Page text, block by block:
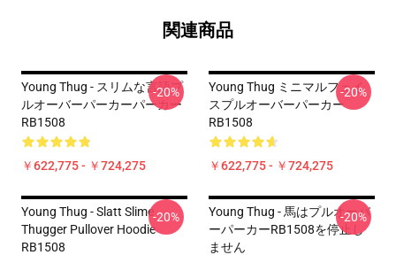
関連商品
Young Thug - スリムな言語プ
ルオーバーパーカーパーカー
RB1508
￥622,775 - ￥724,275
-20%
Young Thug ミニマルフェイ
スプルオーバーパーカー
RB1508
￥622,775 - ￥724,275
-20%
Young Thug - Slatt Slime
Thugger Pullover Hoodie
RB1508
-20%
Young Thug - 馬はプルオーバ
ーパーカーRB1508を停止し
ません
-20%